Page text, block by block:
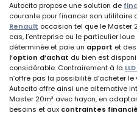
Autocito propose une solution de
courante pour financer son utilitaire
Renault occasion tel que le Master
cas, l’entreprise ou le particulier
déterminée et paie un apport et des
l’option d’achat du bien est
considérable. Contrairement à la
n’offre pas la possibilité d’acheter
Autocito offre ainsi une alternative
Master 20m³ avec hayon, en
besoins et aux contraintes